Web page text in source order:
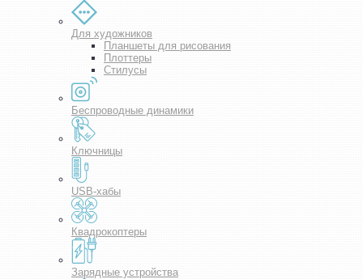
Для художников
Планшеты для рисования
Плоттеры
Стилусы
Беспроводные динамики
Ключницы
USB-хабы
Квадрокоптеры
Зарядные устройства